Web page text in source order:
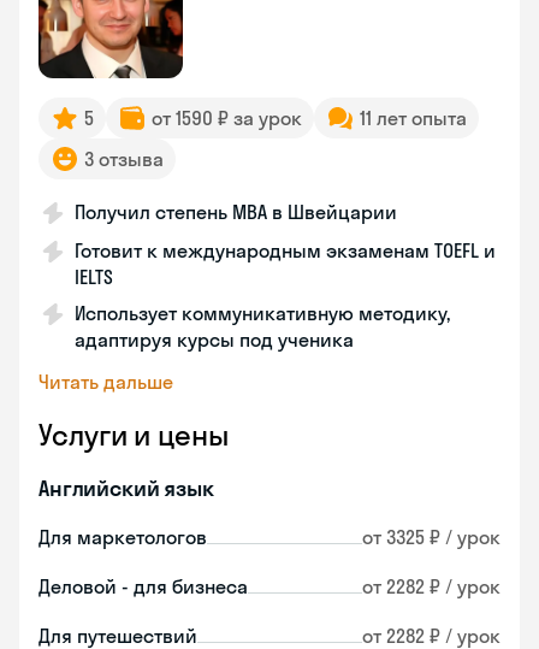
5 от 1590 ₽ за урок
11 лет опыта
3 отзыва
Получил степень MBA в Швейцарии
Готовит к международным экзаменам TOEFL и
IELTS
Использует коммуникативную методику,
адаптируя курсы под ученика
Читать дальше
Услуги и цены
Английский язык
Для маркетологов от 3325 ₽ / урок
Деловой - для бизнеса от 2282 ₽ / урок
Для путешествий от 2282 ₽ / урок